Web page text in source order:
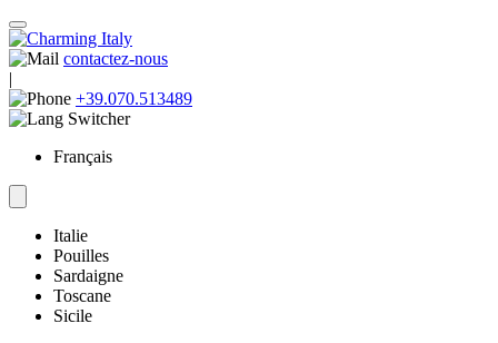
contactez-nous
|
+39.070.513489
Français
Italie
Pouilles
Sardaigne
Toscane
Sicile